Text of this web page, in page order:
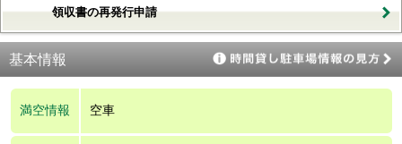
領収書の再発行申請
基本情報
満空情報 空車